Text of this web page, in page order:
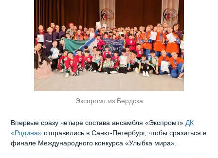
Экспромт из Бердска
Впервые сразу четыре состава ансамбля «Экспромт»ДК
«Родина» отправились в Санкт-Петербург, чтобы сразиться в
финале Международного конкурса «Улыбка мира».